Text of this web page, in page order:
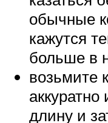
обычные
кажутся
больше в
возьмите
длину и